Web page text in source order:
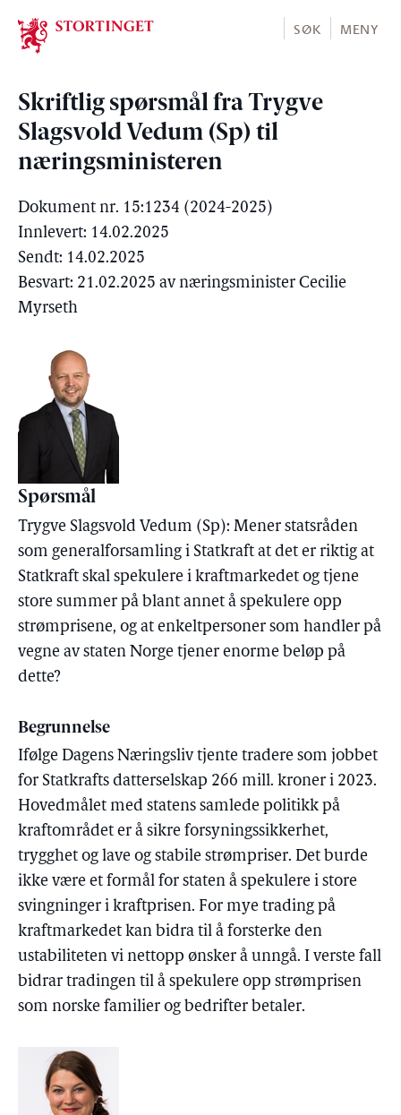
Stortinget.no
SØK MENY
Skriftlig spørsmål fra Trygve
Slagsvold Vedum (Sp) til
næringsministeren
Dokument nr. 15:1234 (2024-2025)
Innlevert: 14.02.2025
Sendt: 14.02.2025
Besvart: 21.02.2025 av næringsminister Cecilie
Myrseth
Spørsmål
Trygve Slagsvold Vedum (Sp): Mener statsråden
som generalforsamling i Statkraft at det er riktig at
Statkraft skal spekulere i kraftmarkedet og tjene
store summer på blant annet å spekulere opp
strømprisene, og at enkeltpersoner som handler på
vegne av staten Norge tjener enorme beløp på
dette?
Begrunnelse
Ifølge Dagens Næringsliv tjente tradere som jobbet
for Statkrafts datterselskap 266 mill. kroner i 2023.
Hovedmålet med statens samlede politikk på
kraftområdet er å sikre forsyningssikkerhet,
trygghet og lave og stabile strømpriser. Det burde
ikke være et formål for staten å spekulere i store
svingninger i kraftprisen. For mye trading på
kraftmarkedet kan bidra til å forsterke den
ustabiliteten vi nettopp ønsker å unngå. I verste fall
bidrar tradingen til å spekulere opp strømprisen
som norske familier og bedrifter betaler.